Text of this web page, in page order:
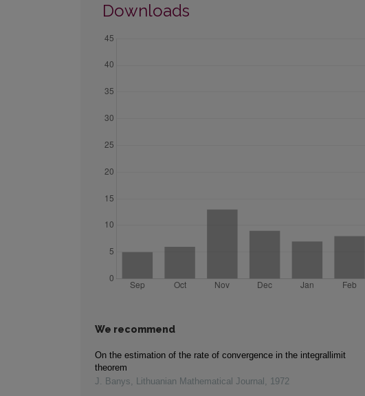
Downloads
We recommend
On the estimation of the rate of convergence in the integrallimit
theorem
J. Banys, Lithuanian Mathematical Journal , 1972